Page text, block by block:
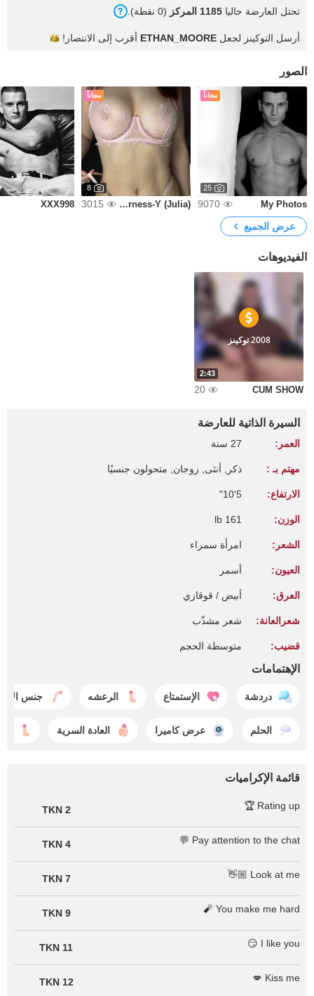
تحتل العارضة حاليا 1185 المركز (0 نقطة).
أرسل التوكينز لجعل ETHAN_MOORE أقرب إلى الانتصار!
الصور
مجاناً
25
My Photos
9070
مجاناً
8
Tenderness-Y (Julia)
3015
XXX998
عرض الجميع
الفيديوهات
2:43
2008 توكينز
CUM SHOW
20
السيرة الذاتية للعارضة
العمر: 27 سنة
مهتم بـ : ذكر, أنثى, زوجان, متحولون جنسيًا
الارتفاع: 5'10"
الوزن: 161 lb
الشعر: امرأة سمراء
العيون: أسمر
العرق: أبيض / قوقازي
شعرالعانة: شعر مشذّب
قضيب: متوسطة الحجم
الإهتمامات
دردشة الإستمتاع الرعشه جنس
الحلم عرض كاميرا العادة السرية
قائمة الإكراميات
Rating up 🏆
2 TKN
Pay attention to the chat 💬
4 TKN
Look at me 👋🏼
7 TKN
You make me hard 🧨
9 TKN
I like you 😏
11 TKN
Kiss me 💋
12 TKN